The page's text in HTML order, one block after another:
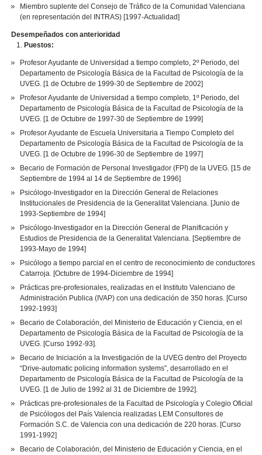
Miembro suplente del Consejo de Tráfico de la Comunidad Valenciana
(en representación del INTRAS) [1997-Actualidad]
Desempeñados con anterioridad
Puestos:
Profesor Ayudante de Universidad a tiempo completo, 2º Periodo, del
Departamento de Psicología Básica de la Facultad de Psicología de la
UVEG. [1 de Octubre de 1999-30 de Septiembre de 2002]
Profesor Ayudante de Universidad a tiempo completo, 1º Periodo, del
Departamento de Psicología Básica de la Facultad de Psicología de la
UVEG. [1 de Octubre de 1997-30 de Septiembre de 1999]
Profesor Ayudante de Escuela Universitaria a Tiempo Completo del
Departamento de Psicología Básica de la Facultad de Psicología de la
UVEG. [1 de Octubre de 1996-30 de Septiembre de 1997]
Becario de Formación de Personal Investigador (FPI) de la UVEG. [15 de
Septiembre de 1994 al 14 de Septiembre de 1996]
Psicólogo-Investigador en la Dirección General de Relaciones
Institucionales de Presidencia de la Generalitat Valenciana. [Junio de
1993-Septiembre de 1994]
Psicólogo-Investigador en la Dirección General de Planificación y
Estudios de Presidencia de la Generalitat Valenciana. [Septiembre de
1993-Mayo de 1994]
Psicólogo a tiempo parcial en el centro de reconocimiento de conductores
Catarroja. [Octubre de 1994-Diciembre de 1994]
Prácticas pre-profesionales, realizadas en el Instituto Valenciano de
Administración Publica (IVAP) con una dedicación de 350 horas. [Curso
1992-1993]
Becario de Colaboración, del Ministerio de Educación y Ciencia, en el
Departamento de Psicología Básica de la Facultad de Psicología de la
UVEG. [Curso 1992-93].
Becario de Iniciación a la Investigación de la UVEG dentro del Proyecto
“Drive-automatic policing information systems”, desarrollado en el
Departamento de Psicología Básica de la Facultad de Psicología de la
UVEG. [1 de Julio de 1992 al 31 de Diciembre de 1992].
Prácticas pre-profesionales de la Facultad de Psicología y Colegio Oficial
de Psicólogos del País Valencia realizadas LEM Consultores de
Formación S.C. de Valencia con una dedicación de 220 horas. [Curso
1991-1992]
Becario de Colaboración, del Ministerio de Educación y Ciencia, en el